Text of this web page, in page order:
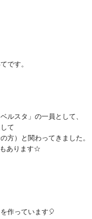
です。
ベルスタ」の一員として、
て
方）
と関わってきました。
あります☆
を作っています🎈